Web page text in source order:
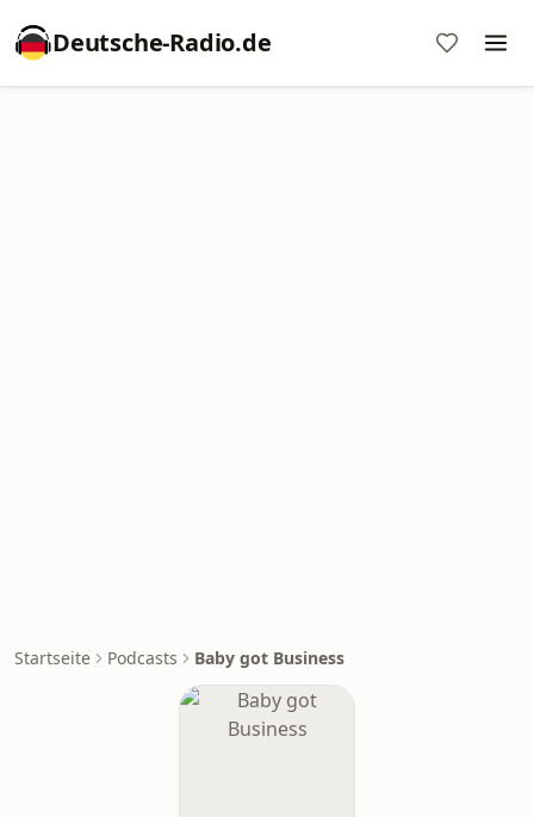
Deutsche-Radio.de
Startseite Podcasts Baby got Business